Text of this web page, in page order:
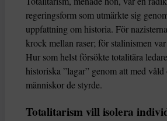
regeringsform som utmärkte sig
uppfattning om historia. För
krock mellan raser; för stalinismen
Hur som helst försökte totalitära
historiska ”lagar” genom att med
människor de styrde.
Totalitarism vill isolera